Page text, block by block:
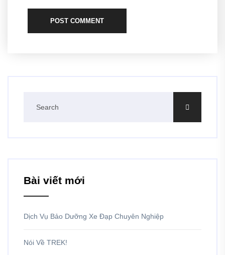
POST COMMENT
Bài viết mới
Dịch Vụ Bảo Dưỡng Xe Đạp Chuyên Nghiệp
Nói Về TREK!